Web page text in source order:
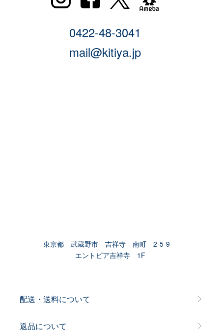
0422-48-3041
mail@kitiya.jp
東京都 武蔵野市 吉祥寺 南町 2-5-9
エントピア吉祥寺 1F
配送・送料について
返品について